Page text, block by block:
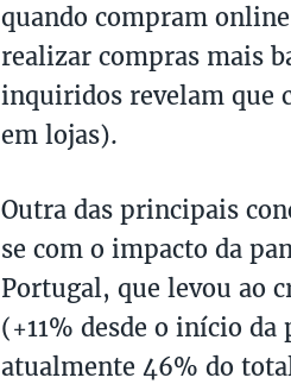
quando compram
realizar compras mais
inquiridos revelam que
em lojas).
Outra das principais
se com o impacto da
Portugal, que levou ao
(+11% desde o início da
atualmente 46% do